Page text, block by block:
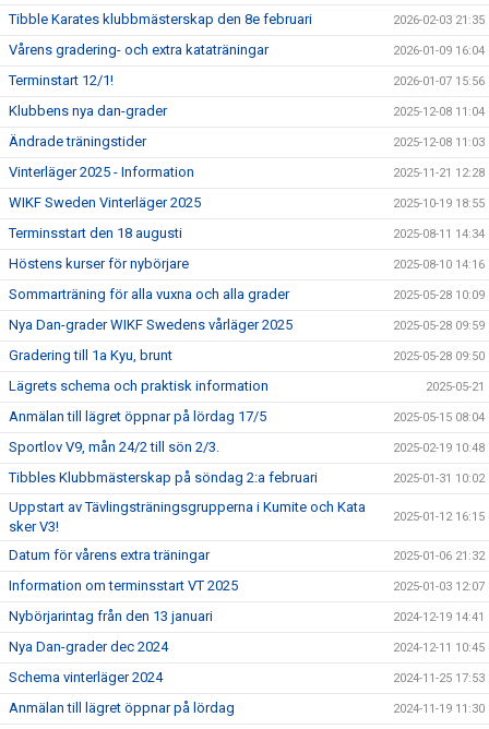
Tibble Karates klubbmästerskap den 8e februari 2026-02-03 21:35
Vårens gradering- och extra kataträningar 2026-01-09 16:04
Terminstart 12/1! 2026-01-07 15:56
Klubbens nya dan-grader 2025-12-08 11:04
Ändrade träningstider 2025-12-08 11:03
Vinterläger 2025 - Information 2025-11-21 12:28
WIKF Sweden Vinterläger 2025 2025-10-19 18:55
Terminsstart den 18 augusti 2025-08-11 14:34
Höstens kurser för nybörjare 2025-08-10 14:16
Sommarträning för alla vuxna och alla grader 2025-05-28 10:09
Nya Dan-grader WIKF Swedens vårläger 2025 2025-05-28 09:59
Gradering till 1a Kyu, brunt 2025-05-28 09:50
Lägrets schema och praktisk information 2025-05-21
Anmälan till lägret öppnar på lördag 17/5 2025-05-15 08:04
Sportlov V9, mån 24/2 till sön 2/3. 2025-02-19 10:48
Tibbles Klubbmästerskap på söndag 2:a februari 2025-01-31 10:02
Uppstart av Tävlingsträningsgrupperna i Kumite och Kata
sker V3!
2025-01-12 16:15
Datum för vårens extra träningar 2025-01-06 21:32
Information om terminsstart VT 2025 2025-01-03 12:07
Nybörjarintag från den 13 januari 2024-12-19 14:41
Nya Dan-grader dec 2024 2024-12-11 10:45
Schema vinterläger 2024 2024-11-25 17:53
Anmälan till lägret öppnar på lördag 2024-11-19 11:30